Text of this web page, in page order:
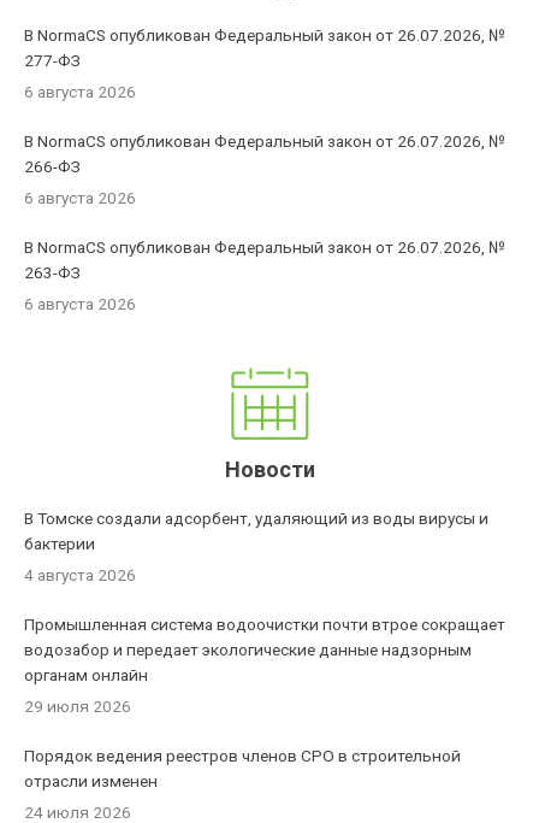
В NormaCS опубликован Федеральный закон от 26.07.2026, №
277-ФЗ
6 августа 2026
В NormaCS опубликован Федеральный закон от 26.07.2026, №
266-ФЗ
6 августа 2026
В NormaCS опубликован Федеральный закон от 26.07.2026, №
263-ФЗ
6 августа 2026
Новости
В Томске создали адсорбент, удаляющий из воды вирусы и
бактерии
4 августа 2026
Промышленная система водоочистки почти втрое сокращает
водозабор и передает экологические данные надзорным
органам онлайн
29 июля 2026
Порядок ведения реестров членов СРО в строительной
отрасли изменен
24 июля 2026